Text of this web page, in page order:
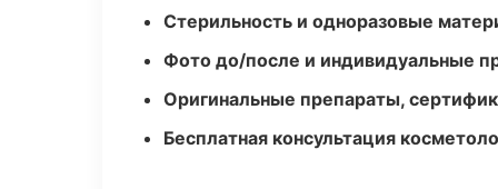
Стерильность и одноразовые
Фото до/после и индивидуальные
Оригинальные препараты,
Бесплатная консультация